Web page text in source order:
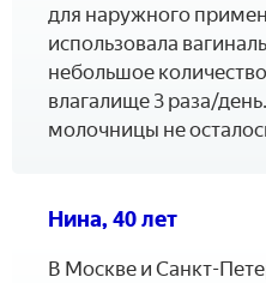
для наружного
использовала
небольшое
влагалище 3 раза/
молочницы не
Нина, 40 лет
В Москве и Санкт-